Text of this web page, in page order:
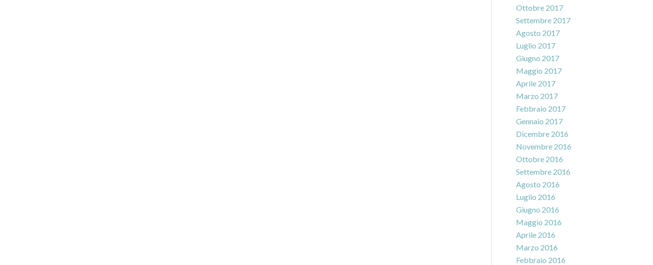
Ottobre 2017
Settembre 2017
Agosto 2017
Luglio 2017
Giugno 2017
Maggio 2017
Aprile 2017
Marzo 2017
Febbraio 2017
Gennaio 2017
Dicembre 2016
Novembre 2016
Ottobre 2016
Settembre 2016
Agosto 2016
Luglio 2016
Giugno 2016
Maggio 2016
Aprile 2016
Marzo 2016
Febbraio 2016